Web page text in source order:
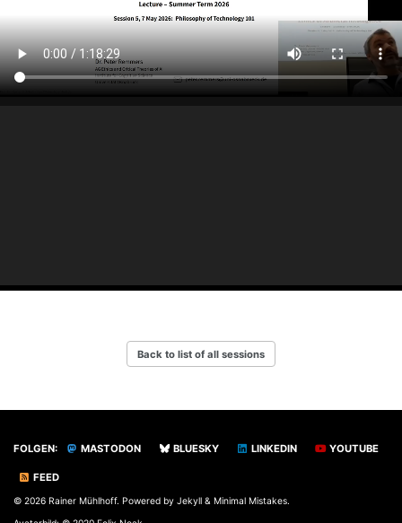
Back to list of all sessions
FOLGEN: MASTODON BLUESKY LINKEDIN YOUTUBE
FEED
© 2026 Rainer Mühlhoff. Powered by Jekyll & Minimal Mistakes.